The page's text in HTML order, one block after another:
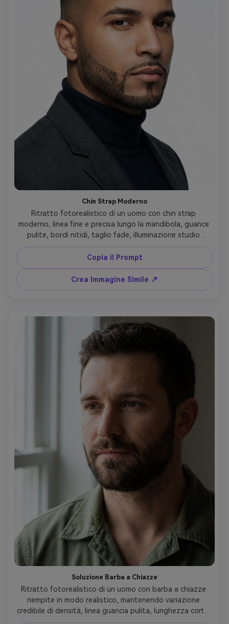
Chin Strap Moderno
Ritratto fotorealistico di un uomo con chin strap
moderno, linea fine e precisa lungo la mandibola, guance
pulite, bordi nitidi, taglio fade, illuminazione studio
brillante, sfondo bianco, obiettivo 85mm, dettaglio
grooming accurato, look fashion contemporaneo --ar 4:5
Copia il Prompt
Crea Immagine Simile ↗
Soluzione Barba a Chiazze
Ritratto fotorealistico di un uomo con barba a chiazze
riempite in modo realistico, mantenendo variazione
credibile di densità, linea guancia pulita, lunghezza corta,
ombre naturali sotto mandibola, luce finestra soffusa,